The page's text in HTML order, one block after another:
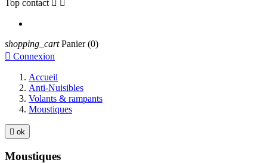
Top contact  
shopping_cart Panier (0)
 Connexion
Accueil
Anti-Nuisibles
Volants & rampants
Moustiques
 ok
Moustiques